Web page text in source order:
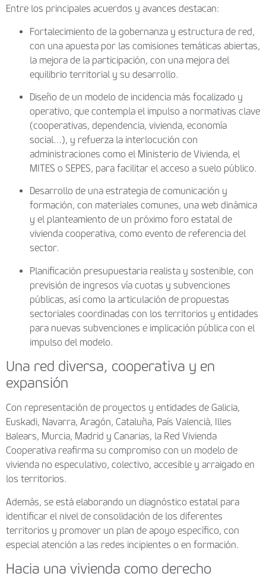
Entre los principales acuerdos y avances destacan:
Fortalecimiento de la gobernanza y estructura de red,
con una apuesta por las comisiones temáticas abiertas,
la mejora de la participación, con una mejora del
equilibrio territorial y su desarrollo.
Diseño de un modelo de incidencia más focalizado y
operativo, que contempla el impulso a normativas clave
(cooperativas, dependencia, vivienda, economía
social…), y refuerza la interlocución con
administraciones como el Ministerio de Vivienda, el
MITES o SEPES, para facilitar el acceso a suelo público.
Desarrollo de una estrategia de comunicación y
formación, con materiales comunes, una web dinámica
y el planteamiento de un próximo foro estatal de
vivienda cooperativa, como evento de referencia del
sector.
Planificación presupuestaria realista y sostenible, con
previsión de ingresos vía cuotas y subvenciones
públicas, así como la articulación de propuestas
sectoriales coordinadas con los territorios y entidades
para nuevas subvenciones e implicación pública con el
impulso del modelo.
Una red diversa, cooperativa y en
expansión
Con representación de proyectos y entidades de Galicia,
Euskadi, Navarra, Aragón, Cataluña, País Valencià, Illes
Balears, Murcia, Madrid y Canarias, la Red Vivienda
Cooperativa reafirma su compromiso con un modelo de
vivienda no especulativo, colectivo, accesible y arraigado en
los territorios.
Además, se está elaborando un diagnóstico estatal para
identificar el nivel de consolidación de los diferentes
territorios y promover un plan de apoyo específico, con
especial atención a las redes incipientes o en formación.
Hacia una vivienda como derecho